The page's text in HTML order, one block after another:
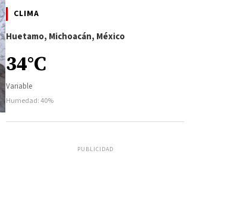
CLIMA
Huetamo, Michoacán, México
34°C
Variable
Humedad: 40%
PUBLICIDAD